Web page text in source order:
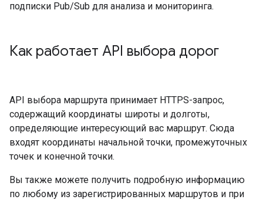
подписки Pub/Sub для анализа и мониторинга.
Как работает API выбора дорог
API выбора маршрута принимает HTTPS-запрос,
содержащий координаты широты и долготы,
определяющие интересующий вас маршрут. Сюда
входят координаты начальной точки, промежуточных
точек и конечной точки.
Вы также можете получить подробную информацию
по любому из зарегистрированных маршрутов и при